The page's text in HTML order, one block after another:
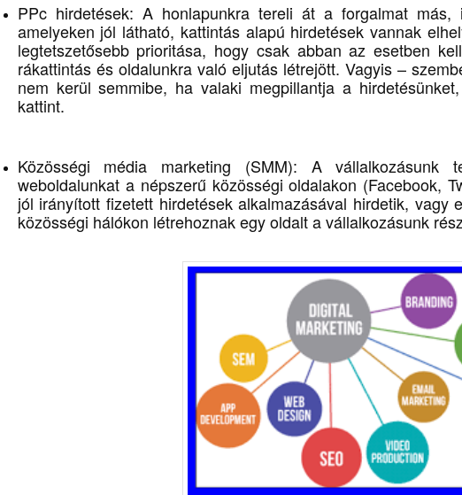
PPc hirdetések: A honlapunkra tereli át a forgalmat más,
amelyeken jól látható, kattintás alapú hirdetések vannak
legtetszetősebb prioritása, hogy csak abban az esetben
rákattintás és oldalunkra való eljutás létrejött. Vagyis –
nem kerül semmibe, ha valaki megpillantja a
kattint.
Közösségi média marketing (SMM): A vállalkozásunk
weboldalunkat a népszerű közösségi oldalakon (Facebook,
jól irányított fizetett hirdetések alkalmazásával hirdetik,
közösségi hálókon létrehoznak egy oldalt a vállalkozásunk